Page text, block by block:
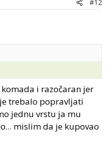
#12
i razočaran jer
trebalo popravljati
jednu vrstu ja mu
mislim da je kupovao